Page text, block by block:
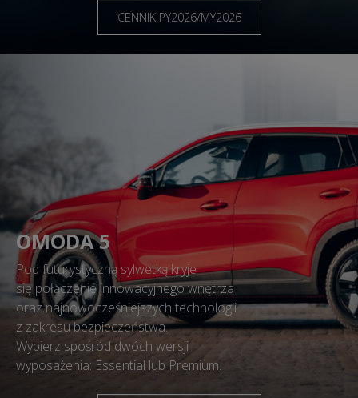
CENNIK PY2026/MY2026
OMODA 5
Pod futurystyczną sylwetką kryje
się połączenie innowacyjnego wnętrza
oraz najnowocześniejszych technologii
z zakresu bezpieczeństwa.
Wybierz spośród dwóch wersji
wyposażenia: Essential lub Premium.